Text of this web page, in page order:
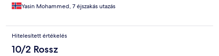
Yasin Mohammed, 7 éjszakás utazás
Hitelesített értékelés
10/2 Rossz